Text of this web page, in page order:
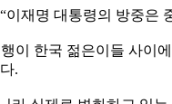
재명 대통령의 방중
이 한국 젊은이들 사
.